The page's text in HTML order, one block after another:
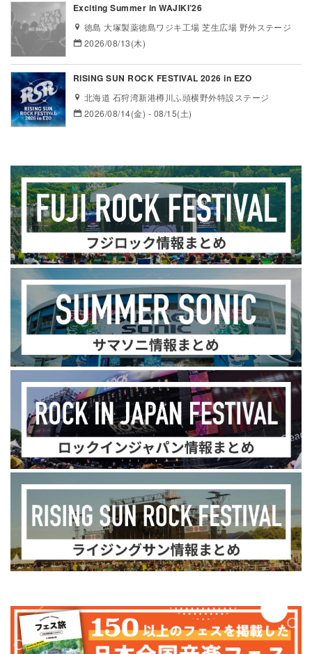
Exciting Summer in WAJIKI’26
徳島 大塚製薬徳島ワジキ工場 芝生広場 野外ステージ
2026/08/13(木)
RISING SUN ROCK FESTIVAL 2026 in EZO
北海道 石狩湾新港樽川ふ頭横野外特設ステージ
2026/08/14(金) - 08/15(土)